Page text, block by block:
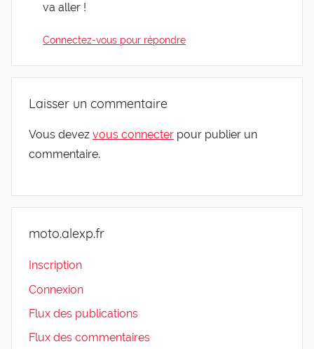
va aller !
Connectez-vous pour répondre
Laisser un commentaire
Vous devez vous connecter pour publier un
commentaire.
moto.alexp.fr
Inscription
Connexion
Flux des publications
Flux des commentaires